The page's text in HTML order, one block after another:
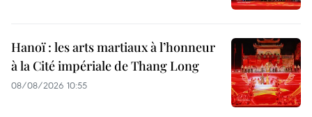
Hanoï : les arts martiaux à l’honneur
à la Cité impériale de Thang Long
08/08/2026 10:55